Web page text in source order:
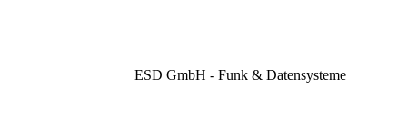
ESD GmbH - Funk & Datensysteme